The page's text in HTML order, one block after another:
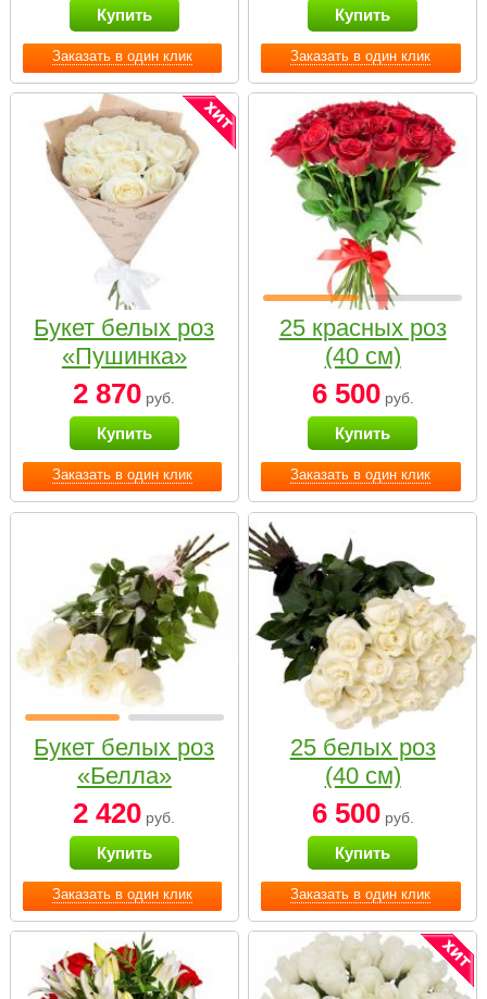
Заказать в один клик
Купить
Заказать в один клик
Купить
Заказать в один клик
Букет белых роз
«Пушинка»
2 870 руб.
Купить
Заказать в один клик
25 красных роз
(40 см)
6 500руб.
Купить
Заказать в один клик
Букет белых роз
«Белла»
2 420 руб.
Купить
Заказать в один клик
25 белых роз
(40 см)
6 500руб.
Купить